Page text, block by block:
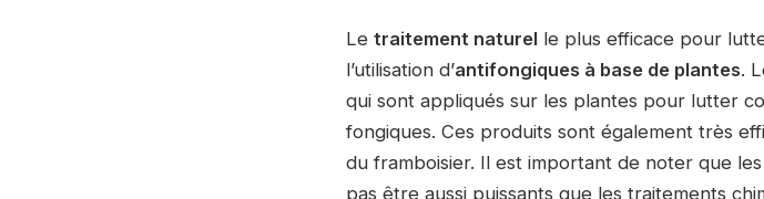
Le traitement naturel le plus efficace pour
l’utilisation d’antifongiques à base de plantes.
qui sont appliqués sur les plantes pour lutter
fongiques. Ces produits sont également très
du framboisier. Il est important de noter que
pas être aussi puissants que les traitements